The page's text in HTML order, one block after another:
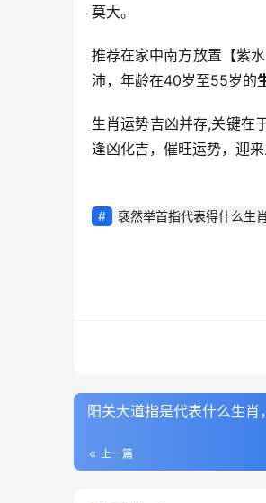
莫大。
推荐在家中南方放置【紫
沛，年龄在40岁至55岁的
生肖运势吉凶并存,关键在
逢凶化吉，催旺运势，迎来
褎然举首指代表得什么生肖
阳关大道指是代表什么生肖
上一篇